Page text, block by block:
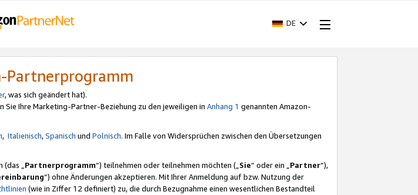
DE
Partnerprogramm
, was sich geändert hat).
Sie Ihre Marketing-Partner-Beziehung zu den jeweiligen in Anhang 1 genannten Amazon-
, Italienisch,Spanisch und Polnisch. Im Falle von Widersprüchen zwischen den Übersetzungen
(das „Partnerprogramm“) teilnehmen oder teilnehmen möchten („Sie“ oder ein „Partner“),
“) ohne Änderungen akzeptieren. Mit Ihrer Anmeldung auf bzw. Nutzung der
(wie in Ziffer 12 definiert) zu, die durch Bezugnahme einen wesentlichen Bestandteil